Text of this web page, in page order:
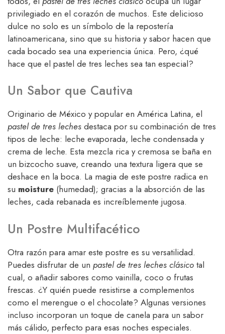
privilegiado en el corazón de muchos. Este delicioso
dulce no solo es un símbolo de la repostería
latinoamericana, sino que su historia y sabor hacen que
cada bocado sea una experiencia única. Pero, ¿qué
hace que el pastel de tres leches sea tan especial?
Un Sabor que Cautiva
Originario de México y popular en América Latina, el
pastel de tres leches destaca por su combinación de tres
tipos de leche: leche evaporada, leche condensada y
crema de leche. Esta mezcla rica y cremosa se baña en
un bizcocho suave, creando una textura ligera que se
deshace en la boca. La magia de este postre radica en
su moisture (humedad); gracias a la absorción de las
leches, cada rebanada es increíblemente jugosa.
Un Postre Multifacético
Otra razón para amar este postre es su versatilidad.
Puedes disfrutar de un pastel de tres leches clásico tal
cual, o añadir sabores como vainilla, coco o frutas
frescas. ¿Y quién puede resistirse a complementos
como el merengue o el chocolate? Algunas versiones
incluso incorporan un toque de canela para un sabor
más cálido, perfecto para esas noches especiales.